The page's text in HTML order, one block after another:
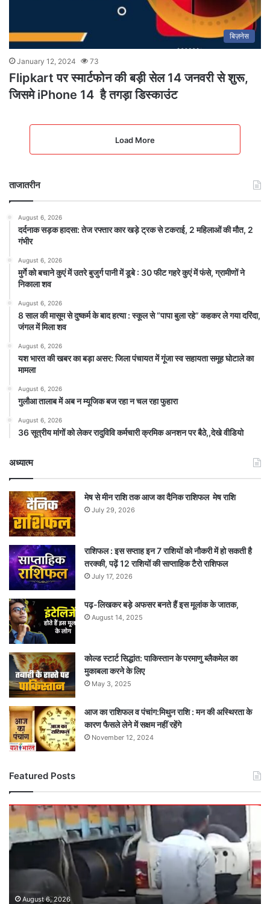
बिज़नेस
January 12, 2024 73
Flipkart पर स्मार्टफोन की बड़ी सेल 14 जनवरी से शुरू,
जिसमे iPhone 14 है तगड़ा डिस्काउंट
Load More
ताजातरीन
August 6, 2026
दर्दनाक सड़क हादसा: तेज रफ्तार कार खड़े ट्रक से टकराई, 2 महिलाओं की मौत, 2
गंभीर
August 6, 2026
मुर्गे को बचाने कुएं में उतरे बुजुर्ग पानी में डूबे : 30 फीट गहरे कुएं में फंसे, ग्रामीणों ने
निकाला शव
August 6, 2026
8 साल की मासूम से दुष्कर्म के बाद हत्या : स्कूल से “पापा बुला रहे” कहकर ले गया दरिंदा,
जंगल में मिला शव
August 6, 2026
यश भारत की खबर का बड़ा असर: जिला पंचायत में गूंजा स्व सहायता समूह घोटाले का
मामला
August 6, 2026
गुलौआ तालाब में अब न म्यूजिक बज रहा न चल रहा फुहारा
August 6, 2026
36 सूत्रीय मांगों को लेकर रादुविवि कर्मचारी क्रमिक अनशन पर बैठे,,देखे वीडियो
अध्यात्म
मेष से मीन राशि तक आज का दैनिक राशिफल मेष राशि
July 29, 2026
राशिफल : इस सप्ताह इन 7 राशियों को नौकरी में हो सकती है
तरक्की, पढ़ें 12 राशियों की साप्ताहिक टैरो राशिफल
July 17, 2026
पढ़-लिखकर बड़े अफसर बनते हैं इस मूलांक के जातक,
August 14, 2025
कोल्ड स्टार्ट सिद्धांत: पाकिस्तान के परमाणु ब्लैकमेल का
मुकाबला करने के लिए
May 3, 2025
आज का राशिफल व पंचांग:मिथुन राशि : मन की अस्थिरता के
कारण फैसले लेने में सक्षम नहीं रहेंगे
November 12, 2024
Featured Posts
दर्दनाक
हादसा:
तेज
कार
ट्रकAugust 6, 2026